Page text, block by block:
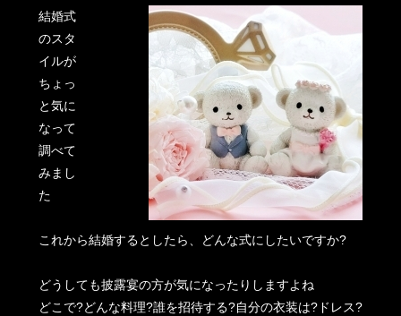
結婚式
のスタ
イルが
ちょっ
と気に
なって
調べて
みまし
た
これから結婚するとしたら、どんな式にしたいですか?
どうしても披露宴の方が気になったりしますよね
どこで?どんな料理?誰を招待する?自分の衣装は?ドレス?